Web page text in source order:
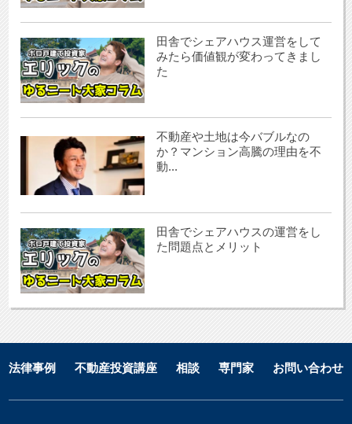
田舎でシェアハウス運営をして
みたら価値観が変わってきまし
た
不動産や土地は今バブルなの
か？マンション高騰の理由を不
動...
田舎でシェアハウスの運営をし
た問題点とメリット
法律事例 不動産投資講座 相談 専門家 お問い合わせ